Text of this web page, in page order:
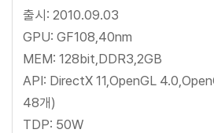
출시: 2010.09.03
GPU: GF108,40nm
MEM: 128bit,DDR3,2GB
API: DirectX 11,OpenGL
48개)
TDP: 50W